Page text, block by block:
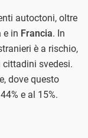
autoctoni, oltre
e in Francia. In
è a rischio,
cittadini svedesi.
dove questo
e al 15%.